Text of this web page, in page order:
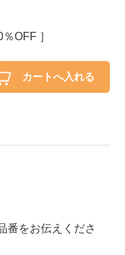
中皿・取皿
付出皿
蓋付マグ
％OFF ］
番をお伝えくださ